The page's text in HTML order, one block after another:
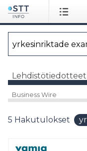
Lehdistötiedotteet
Business Wire
5 Hakutulokset